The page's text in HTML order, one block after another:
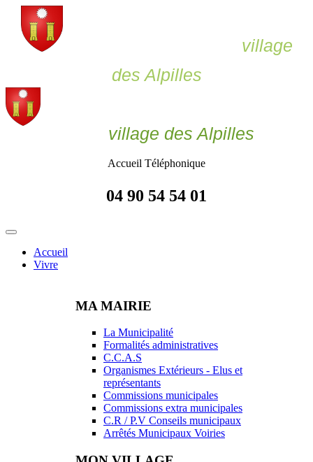
village
des Alpilles
village des Alpilles
Accueil Téléphonique
04 90 54 54 01
Accueil
Vivre
MA MAIRIE
La Municipalité
Formalités administratives
C.C.A.S
Organismes Extérieurs - Elus et
représentants
Commissions municipales
Commissions extra municipales
C.R / P.V Conseils municipaux
Arrêtés Municipaux Voiries